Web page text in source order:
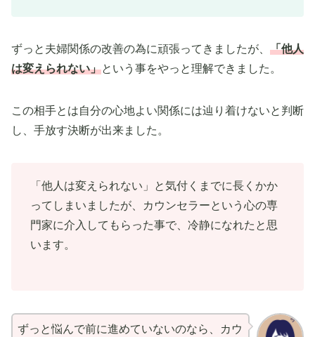
ずっと夫婦関係の改善の為に頑張ってきましたが、 「他人
は変えられない」という事をやっと理解できました。
この相手とは自分の心地よい関係には辿り着けないと判断
し、手放す決断が出来ました。
「他人は変えられない」と気付くまでに長くかか
ってしまいましたが、カウンセラーという心の専
門家に介入してもらった事で、冷静になれたと思
います。
ずっと悩んで前に進めていないのなら、カウ